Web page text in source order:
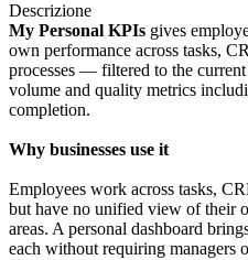
Descrizione
My Personal KPIs gives
own performance across tasks,
processes — filtered to the
volume and quality metrics
completion.
Why businesses use it
Employees work across tasks,
but have no unified view of their
areas. A personal dashboard
each without requiring managers